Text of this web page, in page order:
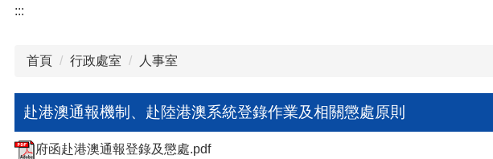
:::
首頁 行政處室 人事室
赴港澳通報機制、赴陸港澳系統登錄作業及相關懲處原則
府函赴港澳通報登錄及懲處.pdf